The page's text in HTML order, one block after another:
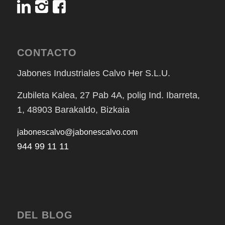
CONTACTO
Jabones Industriales Calvo Her S.L.U.
Zubileta Kalea, 27 Pab 4A, polig Ind. Ibarreta,
1, 48903 Barakaldo, Bizkaia
jabonescalvo@jabonescalvo.com
944 99 11 11
DEL BLOG